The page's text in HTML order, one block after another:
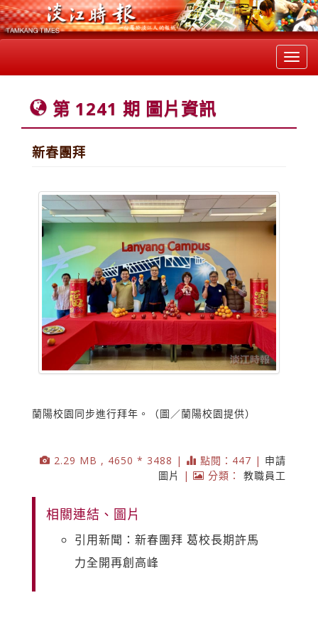
第 1241 期 圖片資訊
新春團拜
蘭陽校園同步進行拜年。（圖／蘭陽校園提供）
2.29 MB , 4650 * 3488 | 點閱：447 | 申請
圖片
| 分類： 教職員工
相關連結、圖片
引用新聞：新春團拜 葛校長期許馬
力全開再創高峰